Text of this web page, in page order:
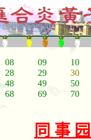
08 09 10
28 29 30
48 49 50
68 69 70
同 事 园